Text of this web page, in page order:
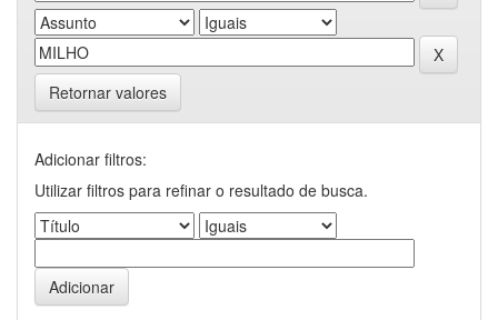
Retornar valores
Adicionar filtros:
Utilizar filtros para refinar o resultado de busca.